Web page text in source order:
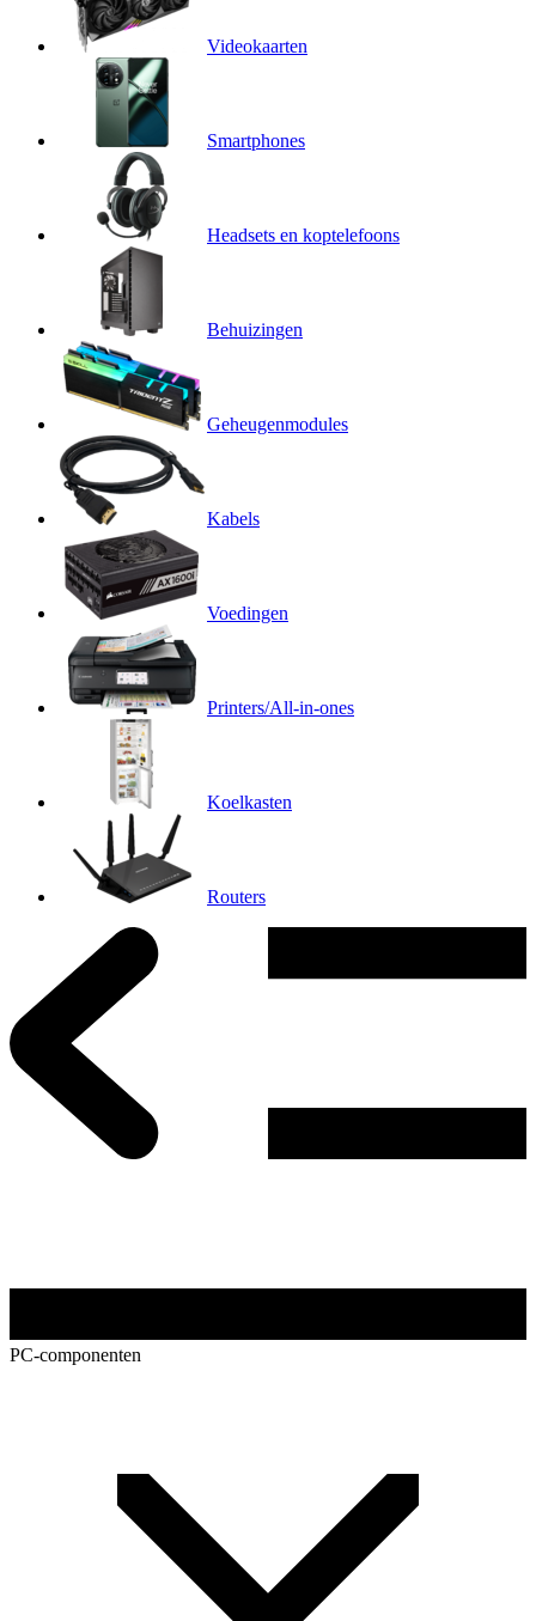
Videokaarten
Smartphones
Headsets en koptelefoons
Behuizingen
Geheugenmodules
Kabels
Voedingen
Printers/All-in-ones
Koelkasten
Routers
PC-componenten